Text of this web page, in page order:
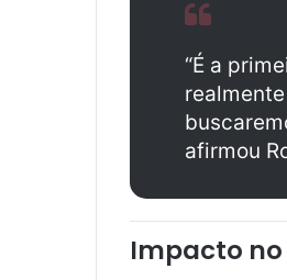
“É a
afirmou
Impacto